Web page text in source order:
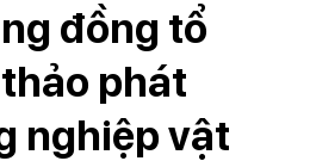
đồng tổ
phát
nghiệp vật